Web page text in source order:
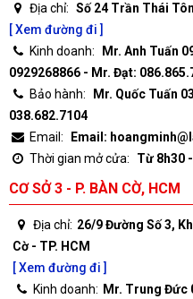
Địa chỉ: Số 24 Trần Thái
[ Xem đường đi ]
Kinh doanh:
Mr. Anh Tuấn
0929268866 - Mr. Đạt:
Bảo hành:
Mr. Quốc Tuấn
038.682.7104
Email:
Email:
Thời gian mở cửa:
Từ 8h30
CƠ SỞ 3 - P. BÀN CỜ, HCM
Địa chỉ: 26/9 Đường Số 3,
Cờ - TP. HCM
[ Xem đường đi ]
Kinh doanh: Mr. Trung Đức